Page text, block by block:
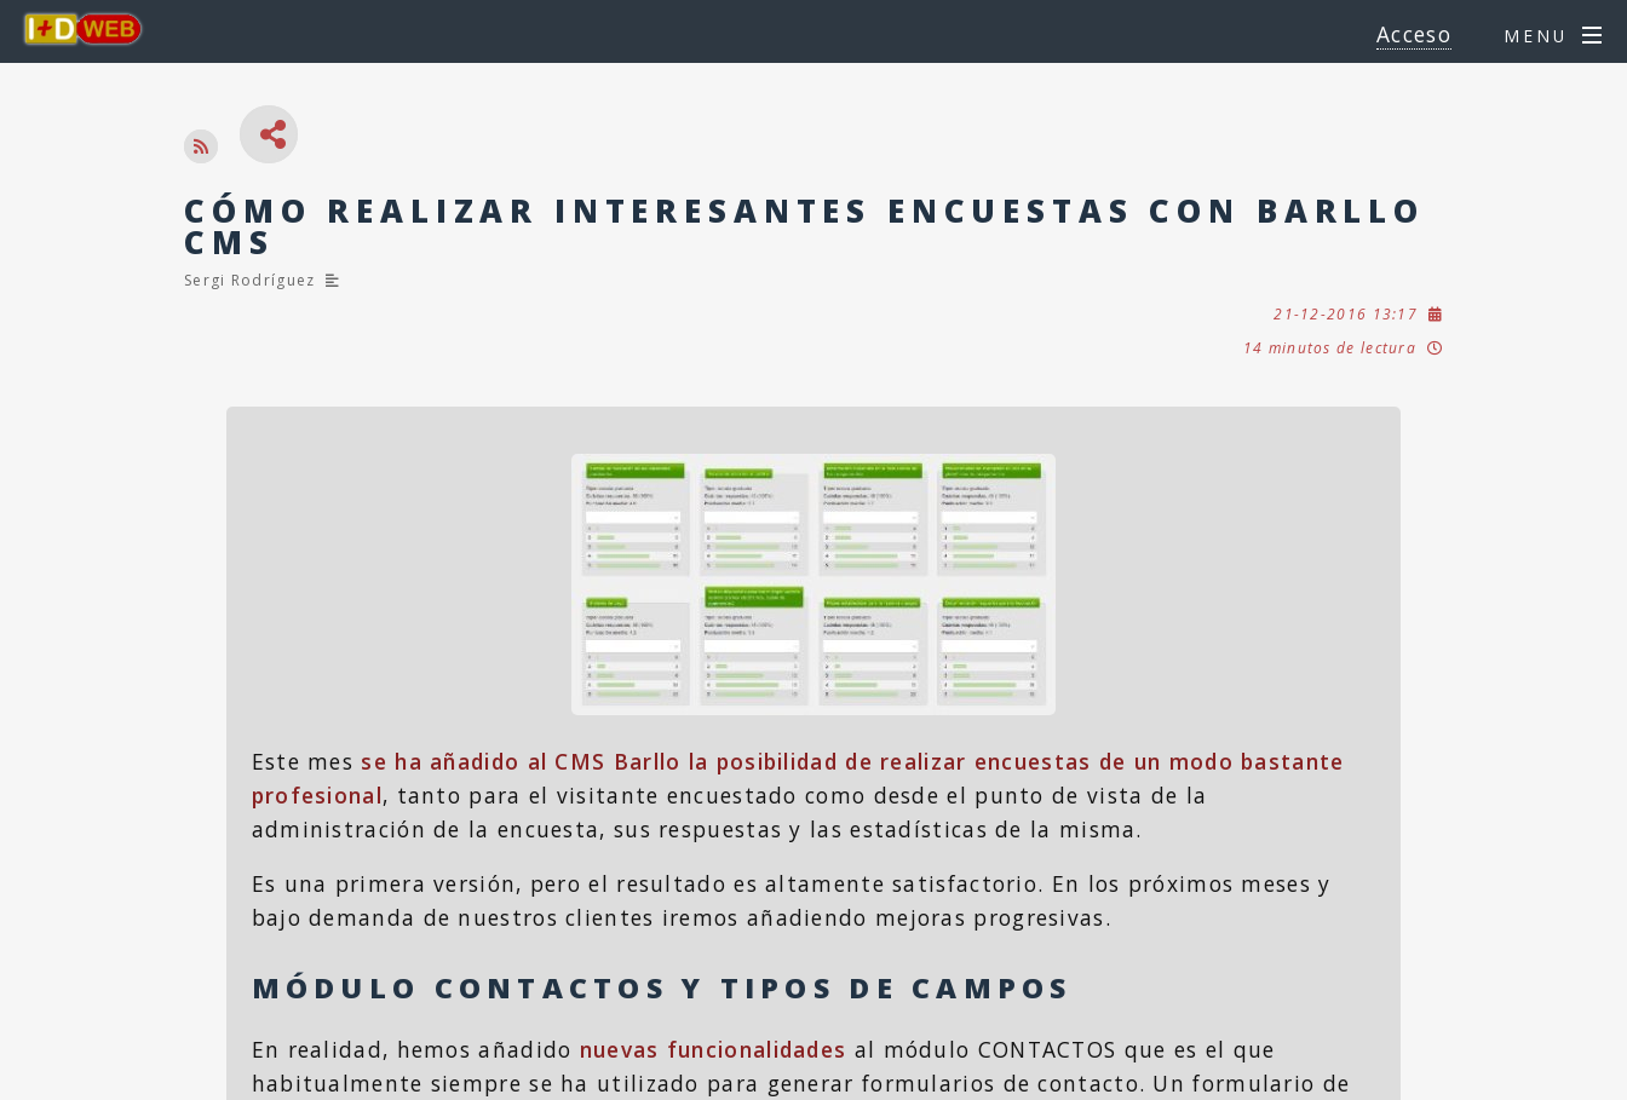
Acceso MENU
CÓMO REALIZAR INTERESANTES ENCUESTAS CON BARLLO
CMS
Sergi Rodríguez
21-12-2016 13:17
14 minutos de lectura
Este mes se ha añadido al CMS Barllo la posibilidad de realizar encuestas de un modo bastante
profesional, tanto para el visitante encuestado como desde el punto de vista de la
administración de la encuesta, sus respuestas y las estadísticas de la misma.
Es una primera versión, pero el resultado es altamente satisfactorio. En los próximos meses y
bajo demanda de nuestros clientes iremos añadiendo mejoras progresivas.
MÓDULO CONTACTOS Y TIPOS DE CAMPOS
En realidad, hemos añadido nuevas funcionalidades al módulo CONTACTOS que es el que
habitualmente siempre se ha utilizado para generar formularios de contacto. Un formulario de